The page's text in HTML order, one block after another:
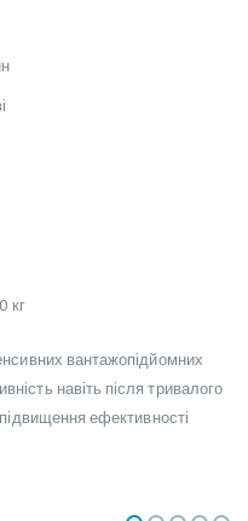
кг
вантажопідйомних
навіть після тривалого
ефективності